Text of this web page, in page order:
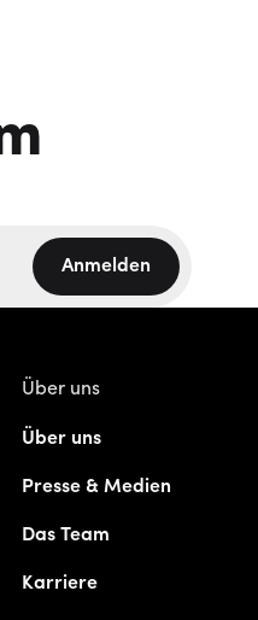
Anmelden
Über uns
Über uns
Presse & Medien
Das Team
Karriere